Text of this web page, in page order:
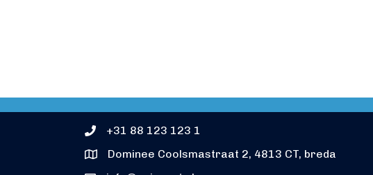
+31 88 123 123 1
Dominee Coolsmastraat 2, 4813 CT, breda